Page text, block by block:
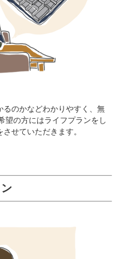
るのかなどわかりやすく、無
望の方にはライフプランをし
せていただきます。